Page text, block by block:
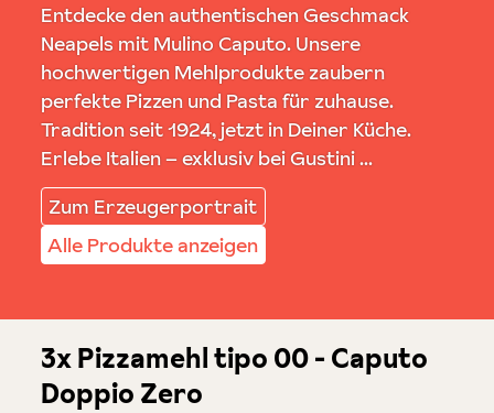
Entdecke den authentischen Geschmack
Neapels mit Mulino Caputo. Unsere
hochwertigen Mehlprodukte zaubern
perfekte Pizzen und Pasta für zuhause.
Tradition seit 1924, jetzt in Deiner Küche.
Erlebe Italien – exklusiv bei Gustini ...
Zum Erzeugerportrait
Alle Produkte anzeigen
3x Pizzamehl tipo 00 - Caputo
Doppio Zero